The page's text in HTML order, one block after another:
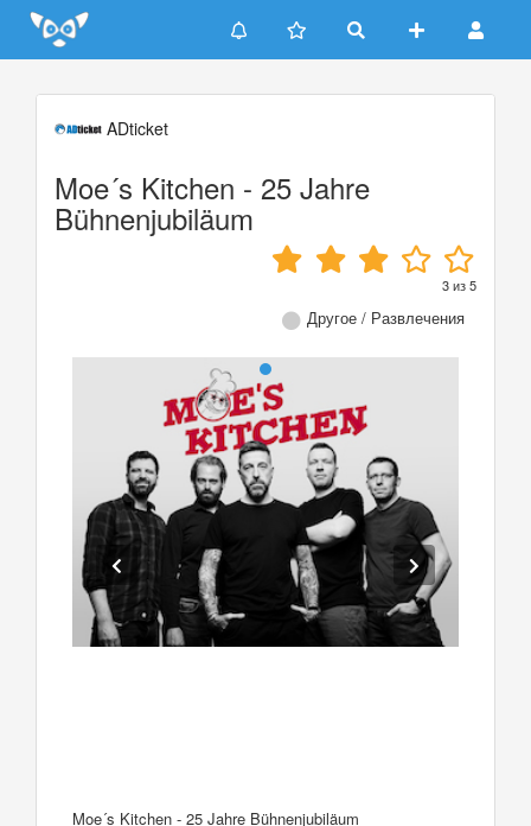
Update cookies preferences
ADticket
Moe´s Kitchen - 25 Jahre
Bühnenjubiläum
3из5
Другое / Развлечения
Moe´s Kitchen - 25 Jahre Bühnenjubiläum